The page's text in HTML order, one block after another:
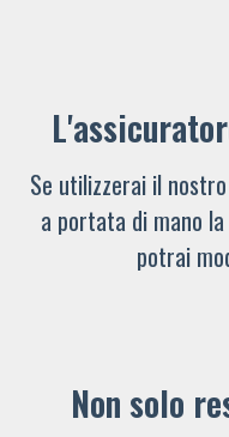
Se utilizzerai il
a portata di mano
potrai
Non solo